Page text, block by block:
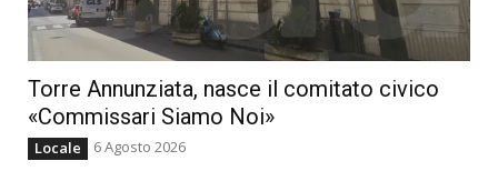
Torre Annunziata, nasce il comitato civico
«Commissari Siamo Noi»
Locale 6 Agosto 2026